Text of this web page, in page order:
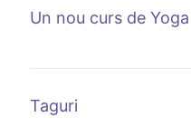
Un nou curs de
Taguri